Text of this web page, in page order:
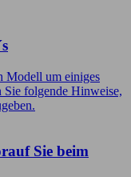
Modell um einiges
Sie folgende Hinweise,
Sie beim